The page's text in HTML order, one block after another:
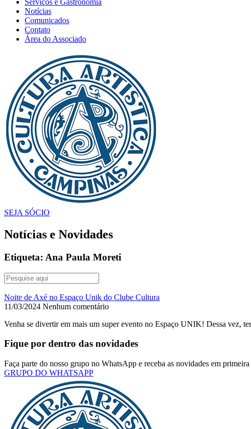
Serviços e Gastronomia
Notícias
Comunicados
Contato
Área do Associado
SEJA SÓCIO
Notícias e Novidades
Etiqueta: Ana Paula Moreti
Noite de Axé no Espaço Unik do Clube Cultura
11/03/2024 Nenhum comentário
Venha se divertir em mais um super evento no Espaço UNIK! Dessa vez,
Fique por dentro das novidades
Faça parte do nosso grupo no WhatsApp e receba as novidades em primeira
GRUPO DO WHATSAPP